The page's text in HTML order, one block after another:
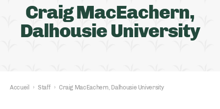
Craig MacEachern,
Dalhousie University
Accueil › Staff › Craig MacEachern, Dalhousie University